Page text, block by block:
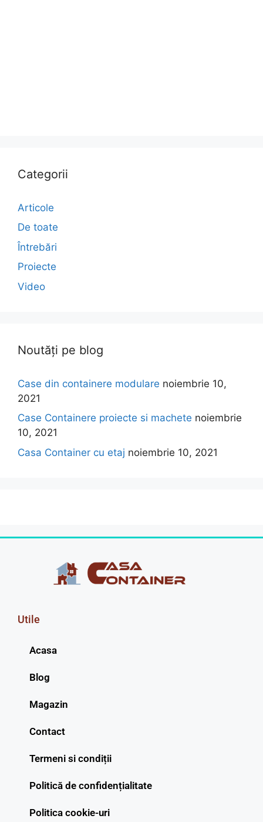
Categorii
Articole
De toate
Întrebări
Proiecte
Video
Noutăți pe blog
Case din containere modulare noiembrie 10,
2021
Case Containere proiecte si machete noiembrie
10, 2021
Casa Container cu etaj noiembrie 10, 2021
Utile
Acasa
Blog
Magazin
Contact
Termeni si condiții
Politică de confidențialitate
Politica cookie-uri